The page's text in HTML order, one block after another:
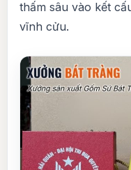
thấm sâu vào kết
vĩnh cửu.